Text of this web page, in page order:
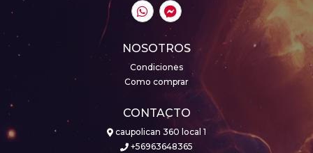
NOSOTROS
Condiciones
Como comprar
CONTACTO
caupolican 360 local 1
+56963648365